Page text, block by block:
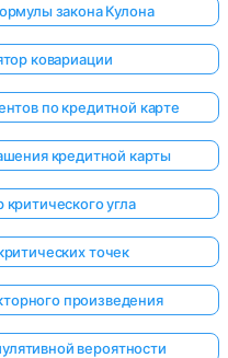
закона Кулона
ковариации
по кредитной карте
кредитной карты
угла
точек
произведения
вероятности